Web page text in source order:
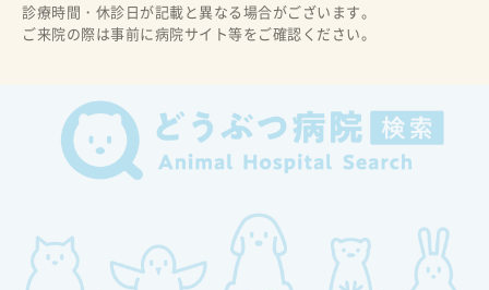
診療時間・休診日が記載と異なる場合がございます。
ご来院の際は事前に病院サイト等をご確認ください。